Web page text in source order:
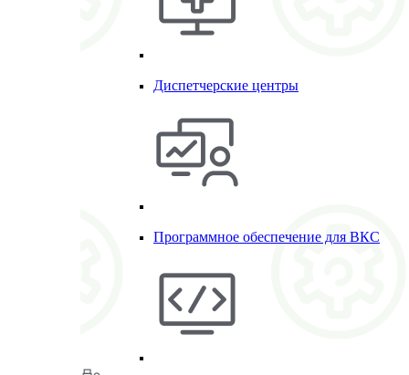
Диспетчерские центры
Программное обеспечение для ВКС